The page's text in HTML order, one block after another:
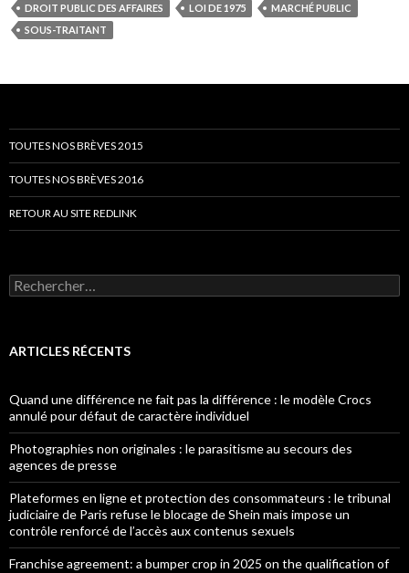
DROIT PUBLIC DES AFFAIRES LOI DE 1975
MARCHÉ PUBLIC
SOUS-TRAITANT
TOUTES NOS BRÈVES 2015
TOUTES NOS BRÈVES 2016
RETOUR AU SITE REDLINK
Rechercher :
ARTICLES RÉCENTS
Quand une différence ne fait pas la différence : le modèle Crocs
annulé pour défaut de caractère individuel
Photographies non originales : le parasitisme au secours des
agences de presse
Plateformes en ligne et protection des consommateurs : le tribunal
judiciaire de Paris refuse le blocage de Shein mais impose un
contrôle renforcé de l’accès aux contenus sexuels
Franchise agreement: a bumper crop in 2025 on the qualification of